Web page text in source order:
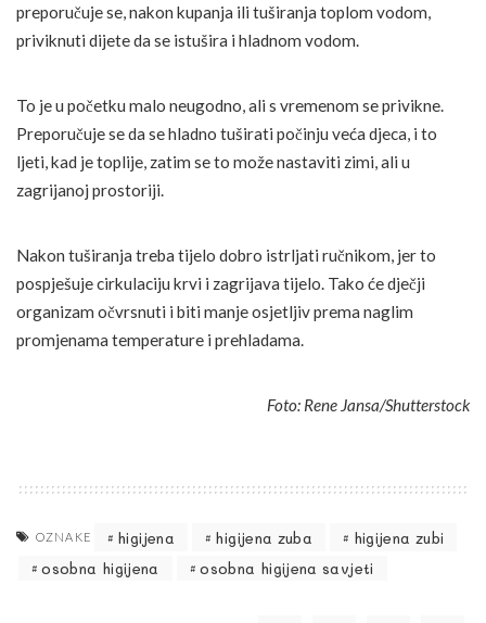
preporučuje se, nakon kupanja ili tuširanja toplom vodom,
priviknuti dijete da se istušira i hladnom vodom.
To je u početku malo neugodno, ali s vremenom se privikne.
Preporučuje se da se hladno tuširati počinju veća djeca, i to
ljeti, kad je toplije, zatim se to može nastaviti zimi, ali u
zagrijanoj prostoriji.
Nakon tuširanja treba tijelo dobro istrljati ručnikom, jer to
pospješuje cirkulaciju krvi i zagrijava tijelo. Tako će dječji
organizam očvrsnuti i biti manje osjetljiv prema naglim
promjenama temperature i prehladama.
Foto: Rene Jansa/Shutterstock
OZNAKE higijena higijena zuba
higijena zubi
osobna higijena
osobna higijena savjeti